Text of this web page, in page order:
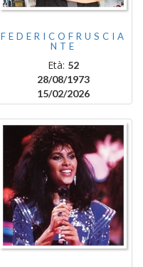
FEDERICOFRUSCIA
NTE
Età: 52
28/08/1973
15/02/2026